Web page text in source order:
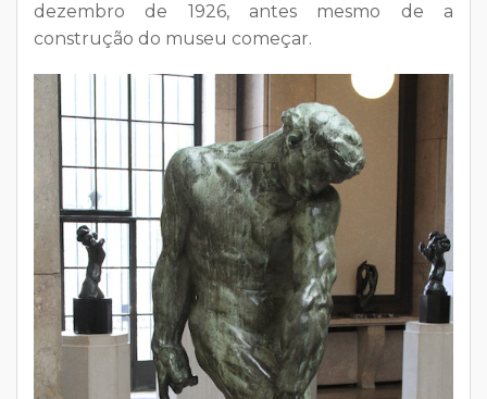
dezembro de 1926, antes mesmo de a
construção do museu começar.